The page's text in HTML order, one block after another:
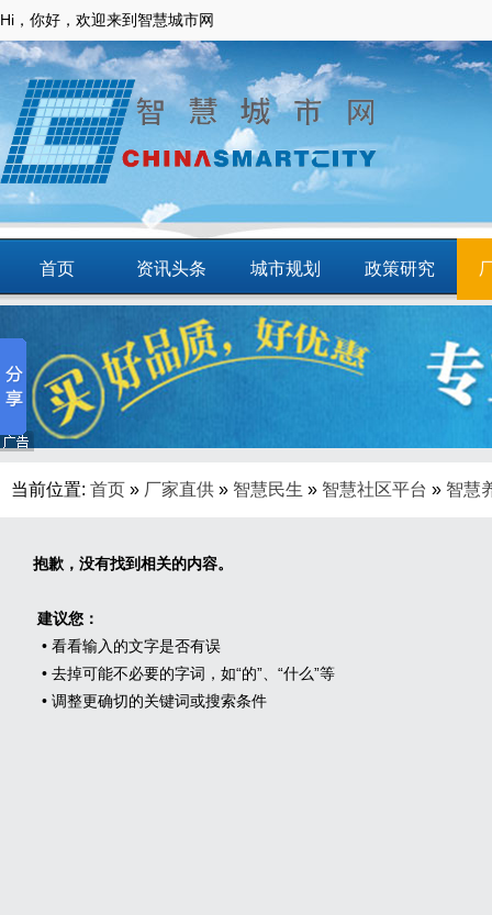
Hi，你好，欢迎来到智慧城市网
首页 资讯头条 城市规划 政策研究
智慧应用 商圈
当前位置: 首页 » 厂家直供 » 智慧民生 » 智慧社区平台 » 智慧
抱歉，没有找到相关的内容。
建议您：
• 看看输入的文字是否有误
• 去掉可能不必要的字词，如“的”、“什么”等
• 调整更确切的关键词或搜索条件